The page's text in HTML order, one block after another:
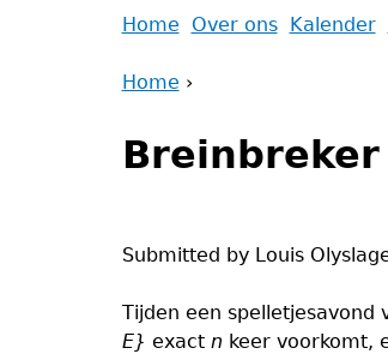
are
Home ›
to
top
Submitted by Louis
Tijden een spelletjesavond
E} exact n keer voorkomt,
Back
top
Home Over ons Kalender